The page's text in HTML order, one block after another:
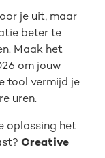
je uit, maar
beter te
Maak het
om jouw
tool vermijd je
uren.
oplossing het
Creative